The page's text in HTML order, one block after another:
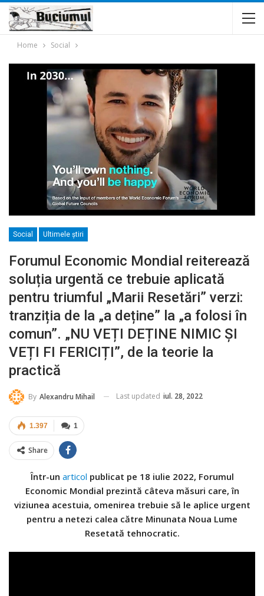
Home Social
Social Ultimele ştiri
Forumul Economic Mondial reiterează
soluția urgentă ce trebuie aplicată
pentru triumful „Marii Resetări” verzi:
tranziția de la „a deține” la „a folosi în
comun”. „NU VEȚI DEȚINE NIMIC ȘI
VEȚI FI FERICIȚI”, de la teorie la
practică
By Alexandru Mihail Last updated iul. 28, 2022
1
1.397
Share
Într-un articol publicat pe 18 iulie 2022, Forumul
Economic Mondial prezintă câteva măsuri care, în
viziunea acestuia, omenirea trebuie să le aplice urgent
pentru a netezi calea către Minunata Noua Lume
Resetată tehnocratic.